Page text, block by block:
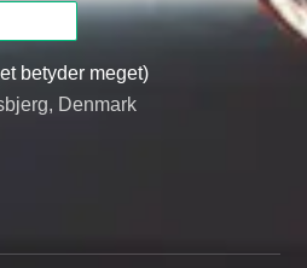
betyder meget)
Denmark